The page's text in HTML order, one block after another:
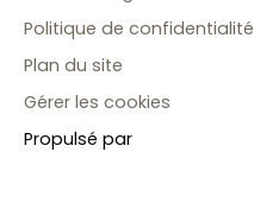
Politique de confidentialité
Plan du site
Gérer les cookies
Propulsé par